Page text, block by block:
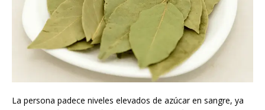
La persona padece niveles elevados de azúcar en sangre, ya